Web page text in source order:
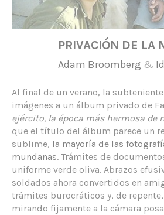
PRIVACIÓN DE LA
Adam Broomberg &
Al final de un verano, la
imágenes a un álbum privado de
ejército, la época más hermosa de
que el título del álbum parece un
sublime, la mayoría de las
mundanas. Trámites de
uniforme verde oliva. Abrazos
soldados ahora convertidos en
trámites burocráticos y, de
mirando fijamente a la cámara